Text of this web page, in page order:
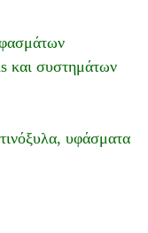
και συστημάτων
υφάσματα